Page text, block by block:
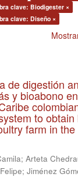
clave: Biodigester ×
clave: Diseño ×
de digestión
y bioabono
to obtain
farm in
; Arteta
; Jiménez